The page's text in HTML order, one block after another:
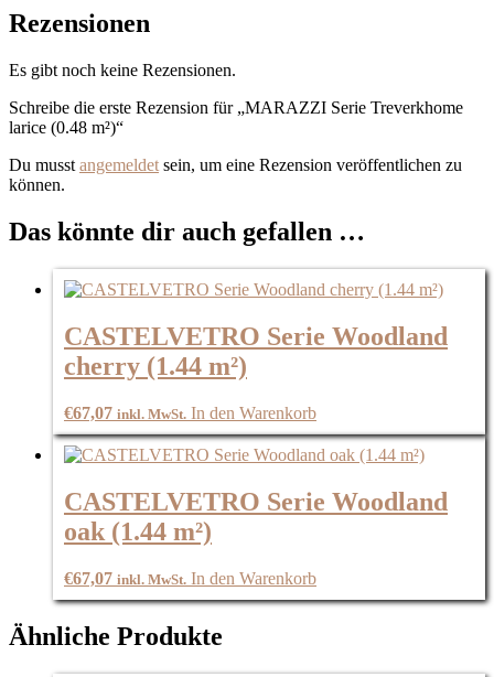
Rezensionen
Es gibt noch keine Rezensionen.
Schreibe die erste Rezension für „MARAZZI Serie Treverkhome
larice (0.48 m²)“
Du musst angemeldet sein, um eine Rezension veröffentlichen zu
können.
Das könnte dir auch gefallen …
CASTELVETRO Serie Woodland
cherry (1.44 m²)
€67,07 inkl. MwSt. In den Warenkorb
CASTELVETRO Serie Woodland
oak (1.44 m²)
€67,07 inkl. MwSt. In den Warenkorb
Ähnliche Produkte